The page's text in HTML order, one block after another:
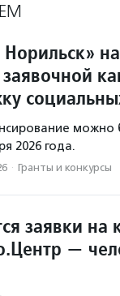
можно
2026 года.
· Гранты и конкурсы
заявки на
—